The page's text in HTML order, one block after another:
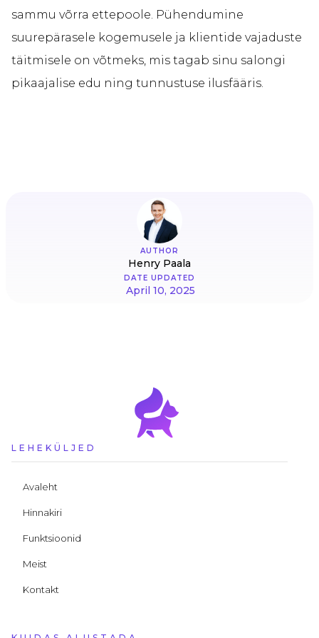
sammu võrra ettepoole. Pühendumine
suurepärasele kogemusele ja klientide vajaduste
täitmisele on võtmeks, mis tagab sinu salongi
pikaajalise edu ning tunnustuse ilusfääris.
AUTHOR
Henry Paala
DATE UPDATED
April 10, 2025
LEHEKÜLJED
Avaleht
Hinnakiri
Funktsioonid
Meist
Kontakt